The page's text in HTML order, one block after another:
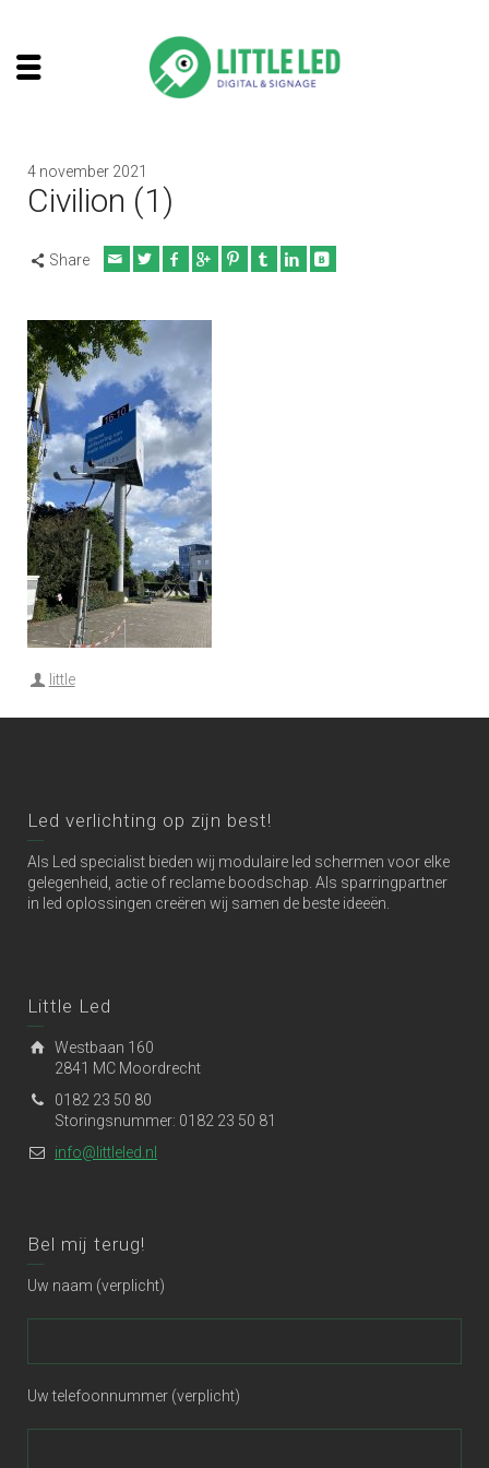
4 november 2021
Civilion (1)
Share
little
Led verlichting op zijn best!
Als Led specialist bieden wij modulaire led schermen voor elke
gelegenheid, actie of reclame boodschap. Als sparringpartner
in led oplossingen creëren wij samen de beste ideeën.
Little Led
Westbaan 160
2841 MC Moordrecht
0182 23 50 80
Storingsnummer: 0182 23 50 81
info@littleled.nl
Bel mij terug!
Uw naam (verplicht)
Uw telefoonnummer (verplicht)